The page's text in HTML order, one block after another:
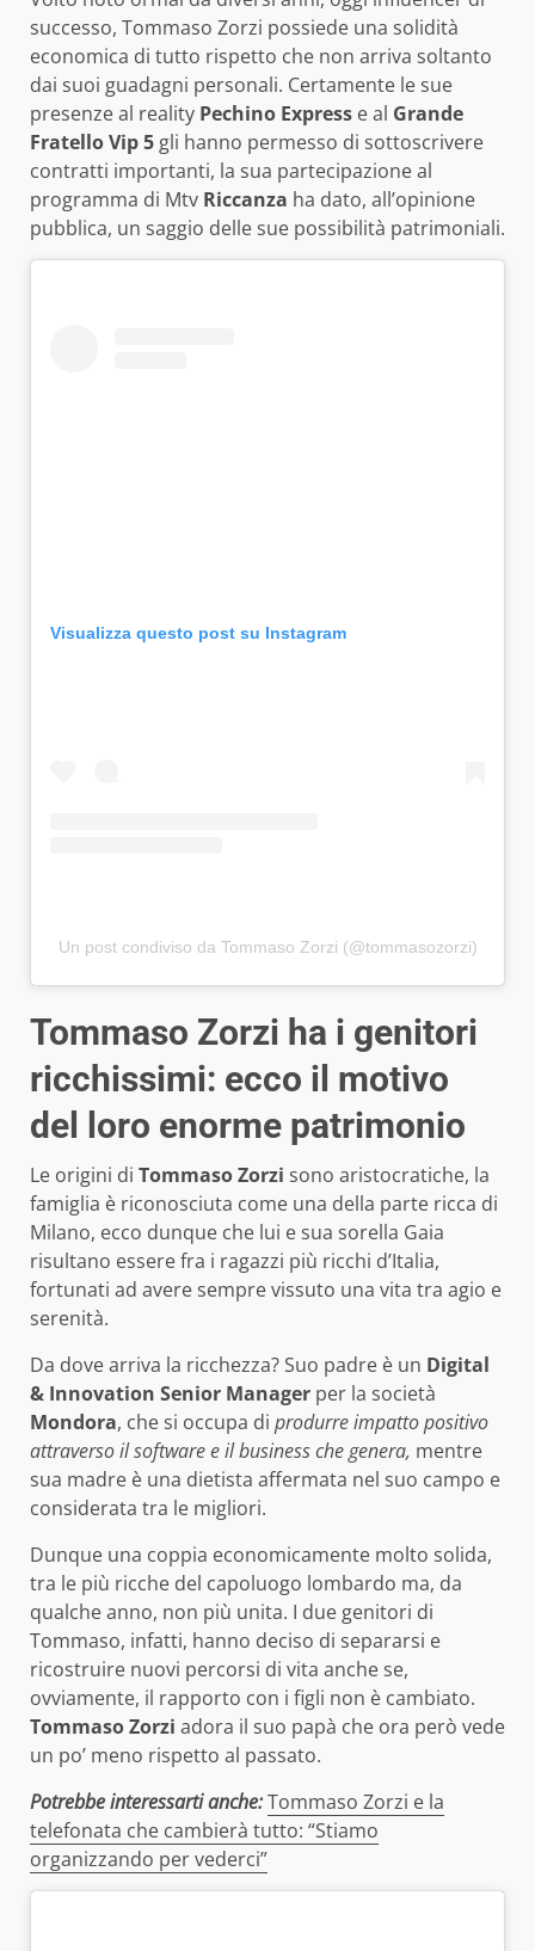
successo, Tommaso Zorzi possiede una solidità
economica di tutto rispetto che non arriva soltanto
dai suoi guadagni personali. Certamente le sue
presenze al reality Pechino Express e al Grande
Fratello Vip 5gli hanno permesso di sottoscrivere
contratti importanti, la sua partecipazione al
programma di Mtv Riccanza ha dato, all’opinione
pubblica, un saggio delle sue possibilità patrimoniali.
Visualizza questo post su Instagram
Un post condiviso da Tommaso Zorzi (@tommasozorzi)
Tommaso Zorzi ha i genitori
ricchissimi: ecco il motivo
del loro enorme patrimonio
Le origini di Tommaso Zorzi sono aristocratiche, la
famiglia è riconosciuta come una della parte ricca di
Milano, ecco dunque che lui e sua sorella Gaia
risultano essere fra i ragazzi più ricchi d’Italia,
fortunati ad avere sempre vissuto una vita tra agio e
serenità.
Da dove arriva la ricchezza? Suo padre è un Digital
& Innovation Senior Manager per la società
Mondora, che si occupa di produrre impatto positivo
attraverso il software e il business che genera, mentre
sua madre è una dietista affermata nel suo campo e
considerata tra le migliori.
Dunque una coppia economicamente molto solida,
tra le più ricche del capoluogo lombardo ma, da
qualche anno, non più unita. I due genitori di
Tommaso, infatti, hanno deciso di separarsi e
ricostruire nuovi percorsi di vita anche se,
ovviamente, il rapporto con i figli non è cambiato.
Tommaso Zorzi adora il suo papà che ora però vede
un po’ meno rispetto al passato.
Potrebbe interessarti anche:Tommaso Zorzi e la
telefonata che cambierà tutto: “Stiamo
organizzando per vederci”